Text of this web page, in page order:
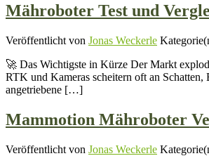
Mähroboter Test und
Veröffentlicht von Jonas Weckerle
🚀 Das Wichtigste in Kürze Der Markt
RTK und Kameras scheitern oft an
angetriebene […]
Mammotion Mähroboter
Veröffentlicht von Jonas Weckerle